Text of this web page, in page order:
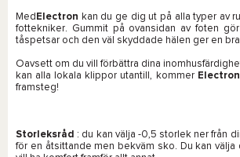
Med Electron kan du ge dig ut på alla typer av
fottekniker. Gummit på ovansidan av foten
tåspetsar och den väl skyddade hälen ger en
Oavsett om du vill förbättra dina
kan alla lokala klippor utantill, kommer
framsteg!
Storleksråd : du kan välja -0,5 storlek ner från
för en åtsittande men bekväm sko. Du kan